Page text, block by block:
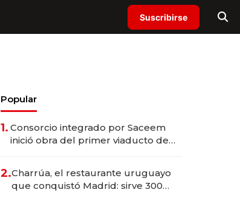
Suscribirse
Popular
1. Consorcio integrado por Saceem
inició obra del primer viaducto de
millones
2.Charrúa, el restaurante uruguayo
que conquistó Madrid: sirve 300